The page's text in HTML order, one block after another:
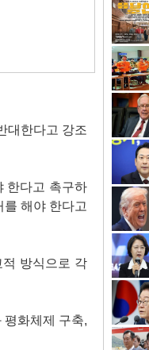
대한다고 강조
한다고 촉구하
해야 한다고
방식으로 각
평화체제 구축,